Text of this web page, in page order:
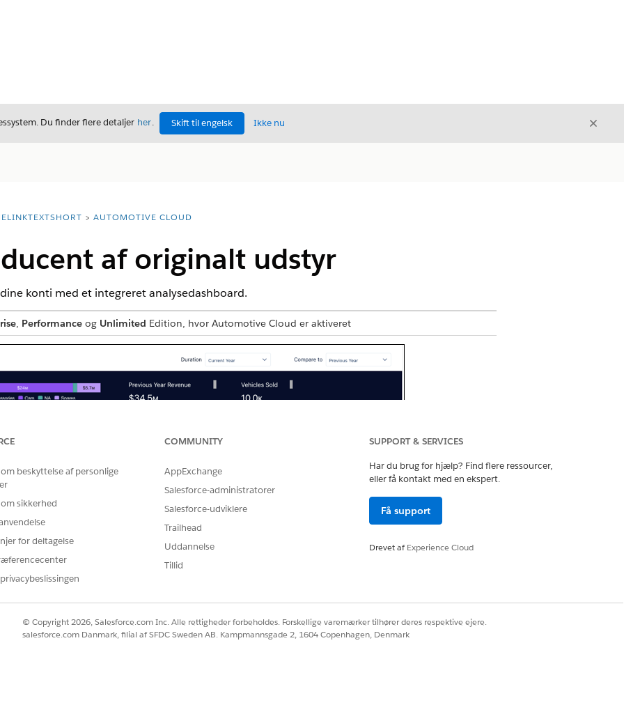
Du finder flere detaljer her. Skift til engelsk Ikke nu Luk
AUTOMOTIVE CLOUD
af originalt udstyr
konti med et integreret analysedashboard.
, Performanceog Unlimited Edition, hvor Automotive Cloud er aktiveret
beskyttelse af personlige
sikkerhed
for deltagelse
COMMUNITY
AppExchange
Salesforce-administratorer
Salesforce-udviklere
Trailhead
Uddannelse
Tillid
SUPPORT & SERVICES
Har du brug for hjælp? Find flere ressourcer,
eller få kontakt med en ekspert.
Få support
Drevet afExperience Cloud
© Copyright 2026, Salesforce.com Inc. Alle rettigheder forbeholdes. Forskellige varemærker tilhører deres respektive ejere.
salesforce.com Danmark, filial af SFDC Sweden AB. Kampmannsgade 2, 1604 Copenhagen, Denmark